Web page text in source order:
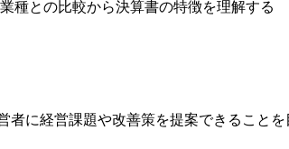
種との比較から決算書の特徴を理解する
者に経営課題や改善策を提案できることを